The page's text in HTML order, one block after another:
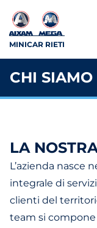
MINICAR RIETI
CHI SIAMO
LA
L’azienda nasce
integrale di
clienti del
team si